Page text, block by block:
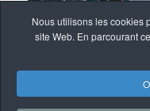
Nous utilisons les cookies
site Web. En parcourant